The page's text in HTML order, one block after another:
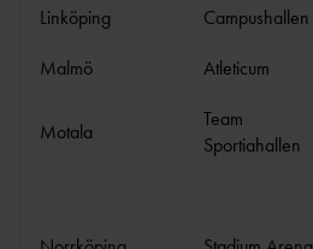
N
NATIONELL
MÅLFOTODOMARE
ARE
ARENA
Linköping
Campushallen
Malmö
Atleticum
Motala
Team
Sportiahallen